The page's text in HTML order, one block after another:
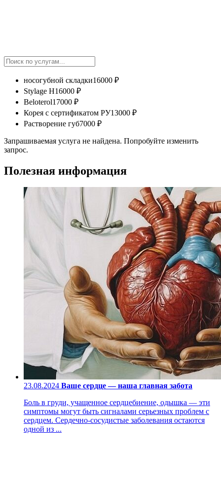
носогубной складки16000 ₽
Stylage H16000 ₽
Beloterol17000 ₽
Корея с сертификатом РУ13000 ₽
Растворение губ7000 ₽
Запрашиваемая услуга не найдена. Попробуйте изменить
запрос.
Полезная информация
23.08.2024 Ваше сердце — наша главная забота
Боль в груди, учащенное сердцебиение, одышка — эти
симптомы могут быть сигналами серьезных проблем с
сердцем. Сердечно-сосудистые заболевания остаются
одной из ...